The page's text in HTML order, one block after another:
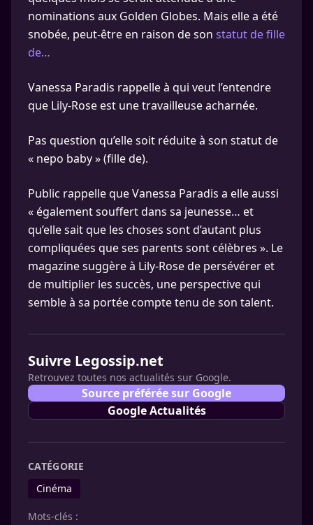
nominations aux Golden Globes. Mais elle a été
snobée, peut-être en raison de son statut de fille
de…
Vanessa Paradis rappelle à qui veut l’entendre
que Lily-Rose est une travailleuse acharnée.
Pas question qu’elle soit réduite à son statut de
« nepo baby » (fille de).
Public rappelle que Vanessa Paradis a elle aussi
« également souffert dans sa jeunesse… et
qu’elle sait que les choses sont d’autant plus
compliquées que ses parents sont célèbres ». Le
magazine suggère à Lily-Rose de persévérer et
de multiplier les succès, une perspective qui
semble à sa portée compte tenu de son talent.
Suivre Legossip.net
Retrouvez toutes nos actualités sur Google.
Source préférée sur Google
Google Actualités
CATÉGORIE
Cinéma
Mots-clés :